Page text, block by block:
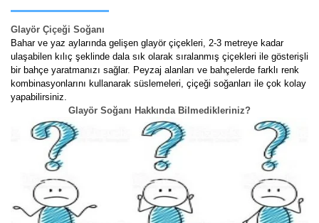
Glayör Çiçeği Soğanı
Bahar ve yaz aylarında gelişen glayör çiçekleri, 2-3 metreye kadar
ulaşabilen kılıç şeklinde dala sık olarak sıralanmış çiçekleri ile gösterişli
bir bahçe yaratmanızı sağlar. Peyzaj alanları ve bahçelerde farklı renk
kombinasyonlarını kullanarak süslemeleri, çiçeği soğanları ile çok kolay
yapabilirsiniz.
Glayör Soğanı Hakkında Bilmedikleriniz?